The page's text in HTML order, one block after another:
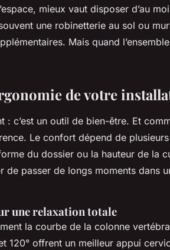
mieux vaut disposer d’au
une robinetterie au sol ou
Mais quand
de votre
: c’est un outil de bien-être. Et
Le confort dépend de
du dossier ou la hauteur de la
de passer de longs moments dans
une relaxation totale
la courbe de la colonne
120° offrent un meilleur appui